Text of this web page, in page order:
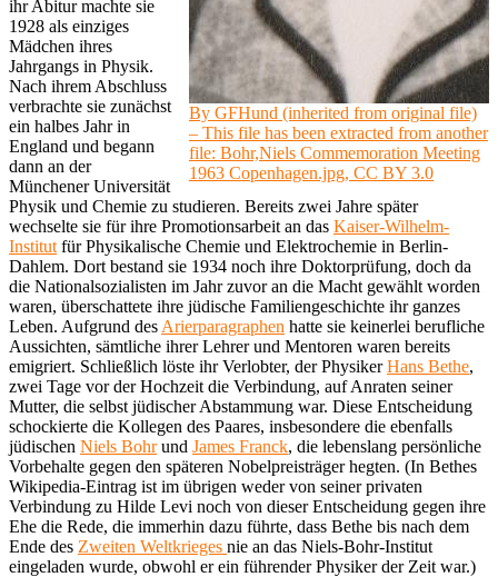
By GFHund (inherited from original file)
– This file has been extracted from another
file: Bohr,Niels Commemoration Meeting
1963 Copenhagen.jpg, CC BY 3.0
ihr Abitur machte sie
1928 als einziges
Mädchen ihres
Jahrgangs in Physik.
Nach ihrem Abschluss
verbrachte sie zunächst
ein halbes Jahr in
England und begann
dann an der
Münchener Universität
Physik und Chemie zu studieren. Bereits zwei Jahre später
wechselte sie für ihre Promotionsarbeit an das Kaiser-Wilhelm-
Institut für Physikalische Chemie und Elektrochemie in Berlin-
Dahlem. Dort bestand sie 1934 noch ihre Doktorprüfung, doch da
die Nationalsozialisten im Jahr zuvor an die Macht gewählt worden
waren, überschattete ihre jüdische Familiengeschichte ihr ganzes
Leben. Aufgrund des Arierparagraphen hatte sie keinerlei berufliche
Aussichten, sämtliche ihrer Lehrer und Mentoren waren bereits
emigriert. Schließlich löste ihr Verlobter, der PhysikerHans Bethe,
zwei Tage vor der Hochzeit die Verbindung, auf Anraten seiner
Mutter, die selbst jüdischer Abstammung war. Diese Entscheidung
schockierte die Kollegen des Paares, insbesondere die ebenfalls
jüdischen Niels Bohrund James Franck, die lebenslang persönliche
Vorbehalte gegen den späteren Nobelpreisträger hegten. (In Bethes
Wikipedia-Eintrag ist im übrigen weder von seiner privaten
Verbindung zu Hilde Levi noch von dieser Entscheidung gegen ihre
Ehe die Rede, die immerhin dazu führte, dass Bethe bis nach dem
Ende des Zweiten Weltkrieges nie an das Niels-Bohr-Institut
eingeladen wurde, obwohl er ein führender Physiker der Zeit war.)